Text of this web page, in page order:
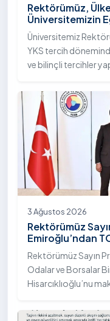
Rektörümüz,
Üniversitemizin
Sunduğu Nitelikli
Üniversitemiz
YKS tercih
ve bilinçli tercihler
çeşitliliğini ve
ekranlarında
canlı yayın konuğu
3 Ağustos 2026
Rektörümüz
Emiroğlu’ndan
Rektörümüz Sayın
Odalar ve Borsalar
Hisarcıklıoğlu’nu
Emiroğlu